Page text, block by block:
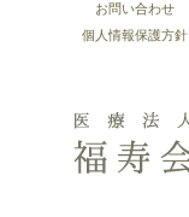
お問い合わせ
個人情報保護方針